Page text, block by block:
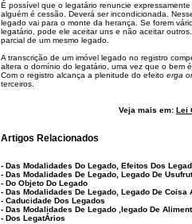
É possível que o legatário renuncie
alguém é cessão. Deverá ser incondicionada.
legado vai para o monte da herança. Se forem
legatário, pode ele aceitaruns e não aceitar
parcial de um mesmo legado.
A transcrição de um imóvel legado no registro
altera o domínio do legatário, uma vez que o bem
Com o registro alcança a plenitude do efeito erga
terceiros.
Veja mais em: Lei
Artigos Relacionados
- Das Modalidades Do Legado, Efeitos Dos
- Das Modalidades De Legado, Legado De
- Do Objeto Do Legado
- Das Modalidades De Legado, Legado De Coisa
- Caducidade Dos Legados
- Das Modalidades De Legado ,legado De
- Dos LegatÁrios